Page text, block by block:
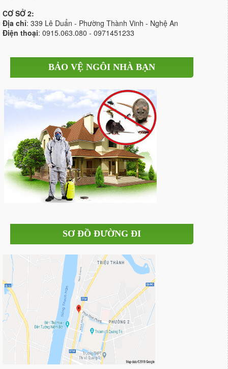
CƠ SỞ 2:
Địa chỉ: 339 Lê Duẩn - Phường Thành Vinh - Nghệ An
Điện thoại: 0915.063.080 - 0971451233
BẢO VỆ NGÔI NHÀ BẠN
SƠ ĐỒ ĐƯỜNG ĐI